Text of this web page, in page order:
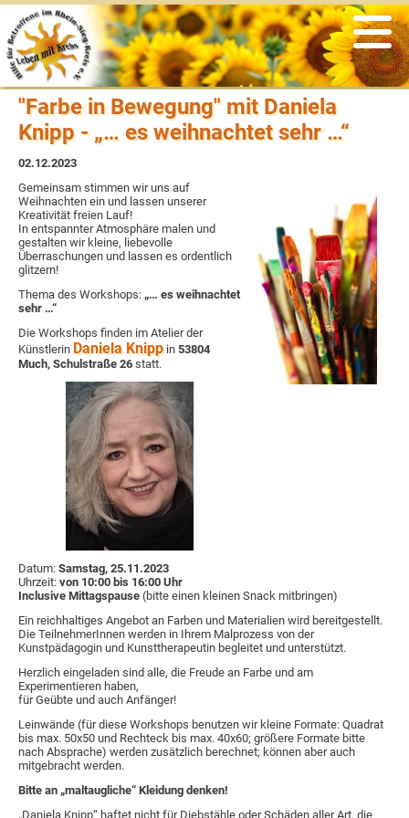
"Farbe in Bewegung" mit Daniela
Knipp - „… es weihnachtet sehr …“
02.12.2023
Gemeinsam stimmen wir uns auf
Weihnachten ein und lassen unserer
Kreativität freien Lauf!
In entspannter Atmosphäre malen und
gestalten wir kleine, liebevolle
Überraschungen und lassen es ordentlich
glitzern!
Thema des Workshops: „… es weihnachtet
sehr …“
Die Workshops finden im Atelier der
Künstlerin Daniela Knippin 53804
Much, Schulstraße 26 statt.
Datum: Samstag, 25.11.2023
Uhrzeit: von 10:00 bis 16:00 Uhr
Inclusive Mittagspause (bitte einen kleinen Snack mitbringen)
Ein reichhaltiges Angebot an Farben und Materialien wird bereitgestellt.
Die TeilnehmerInnen werden in Ihrem Malprozess von der
Kunstpädagogin und Kunsttherapeutin begleitet und unterstützt.
Herzlich eingeladen sind alle, die Freude an Farbe und am
Experimentieren haben,
für Geübte und auch Anfänger!
Leinwände (für diese Workshops benutzen wir kleine Formate: Quadrat
bis max. 50x50 und Rechteck bis max. 40x60; größere Formate bitte
nach Absprache) werden zusätzlich berechnet; können aber auch
mitgebracht werden.
Bitte an „maltaugliche“ Kleidung denken!
„Daniela Knipp“ haftet nicht für Diebstähle oder Schäden aller Art, die
Angebote
psychosoziale Unterstützung
Selbsthilfegruppen
soziale Beratung & Information
Sport & Bewegung
kreatives Gestalten
Ernährung
Entspannung
Veranstaltungen
Was war
Nachrichten
Rückblicke
Archiv
Der Verein
Vereinsgeschichte
Satzung & Beitragsordnung
Vorstand
Ansprechpartner
Ehrenmitglieder
Ziele & Aufgaben
Spenden & Fördern
Informationen
Links
aus der Presse
Flyer
Newsletter
aus den Medien
zertifizierte Krebszentren